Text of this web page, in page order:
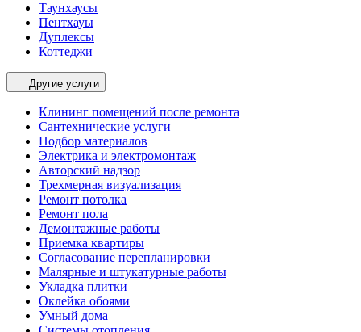
Таунхаусы
Пентхауы
Дуплексы
Коттеджи
Другие услуги
Клининг помещений после ремонта
Сантехнические услуги
Подбор материалов
Электрика и электромонтаж
Авторский надзор
Трехмерная визуализация
Ремонт потолка
Ремонт пола
Демонтажные работы
Приемка квартиры
Согласование перепланировки
Малярные и штукатурные работы
Укладка плитки
Оклейка обоями
Умный дома